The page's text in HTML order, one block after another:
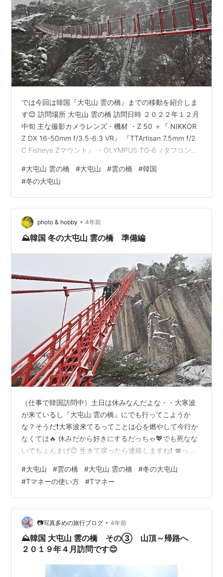
では今回は韓国『大屯山 雲の橋』までの移動を紹介しま
す😊 訪問場所 大屯山 雲の橋 訪問日時 ２０２２年１２月
中旬 主な撮影カメラレンズ・機材 ・Z 50 ＋『 NIKKOR
Z DX 16-50mm f/3.5-6.3 VR』 『TTArtisan 7.5mm f/2
C Fisheye Zマウント』 ・OLYMPUS TG-6（タフコンデ
SC（３６０°カメラ） 備考 氷点下１０度程度の寒い中で
の訪問になりました。現地到着したら雪も降ってきまし
た。 冬で雪が予想される『大屯山 雲の橋』訪問には『ア
イゼン』…
#大屯山 雲の橋 #大屯山 #雲の橋 #韓国
#冬の大屯山
photo & hobby • 4年前
⛰️韓国 冬の大屯山 雲の橋 準備編
（仕事で韓国訪問中）土日は休みなんだよな・・大寒波
が来ているし『大屯山 雲の橋』にでも行ってこようか
な？そうだ❗大寒波来てるってことは心を燃やして今行か
なくては🔥 休みだから好きにするだっちゃ💖でも死なな
いでちょんまげ😊 生きて戻ったら連絡しますね❗ ☎って
あんさー死んでも知らないよ😥 では『大屯山 雲の橋』に
行くための準備をします。 韓国でバス移動するなら『T
マネー』持ってるといいぴょん🐰 セブンイレブンで『T
マネーカード』を購入しました。店員に『Tマネーカー
ド』が欲しいと一生懸命に説明して店舗で取り扱ってい
れば購入できます。 カード購入時…
#大屯山 #雲の橋 #大屯山 雲の橋 #冬の大屯山
#Tマネーの使い方 #Tマネー
📷写真多めの旅行ブログ • 4年前
⛰️韓国 大屯山 雲の橋 その③ 山頂～帰路へ
２０１９年４月訪問です😊